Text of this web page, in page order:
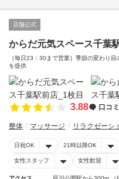
店舗公式
からだ元気スペース千葉
［毎日23：30まで営業］季節の変わり
を提供
3.88 口コミ
整体 マッサージ リラクゼーシ
日祝OK 21時以降OK
女性スタッフ 女性歓迎